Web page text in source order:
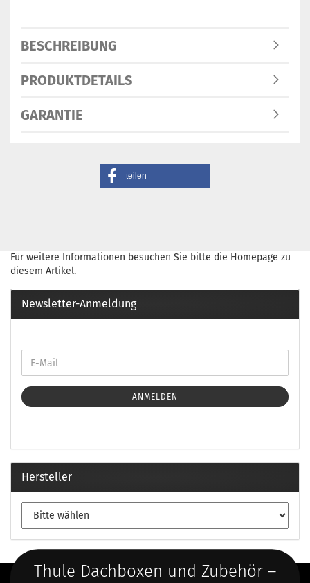
BESCHREIBUNG
PRODUKTDETAILS
GARANTIE
teilen
Für weitere Informationen besuchen Sie bitte die Homepage zu
diesem Artikel.
Newsletter-Anmeldung
ANMELDEN
Hersteller
Thule Dachboxen und Zubehör –